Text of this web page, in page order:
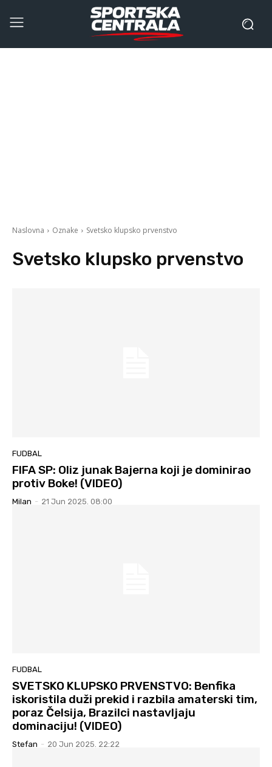
Naslovna Oznake Svetsko klupsko prvenstvo
Svetsko klupsko prvenstvo
FUDBAL
FIFA SP: Oliz junak Bajerna koji je dominirao
protiv Boke! (VIDEO)
Milan - 21 Jun 2025. 08:00
FUDBAL
SVETSKO KLUPSKO PRVENSTVO: Benfika
iskoristila duži prekid i razbila amaterski tim,
poraz Čelsija, Brazilci nastavljaju
dominaciju! (VIDEO)
Stefan - 20 Jun 2025. 22:22